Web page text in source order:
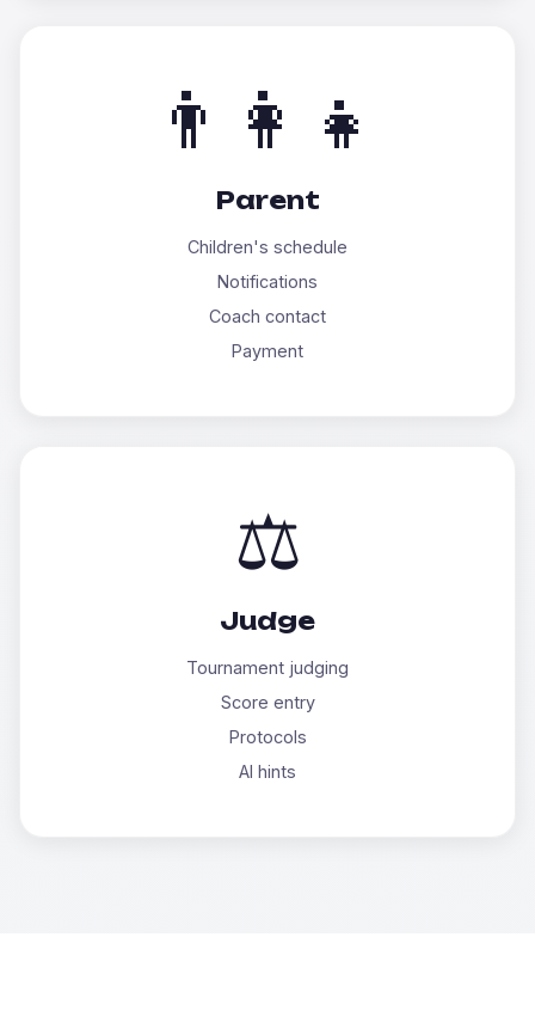
👨‍👩‍👧
Parent
Children's schedule
Notifications
Coach contact
Payment
⚖️
Judge
Tournament judging
Score entry
Protocols
AI hints